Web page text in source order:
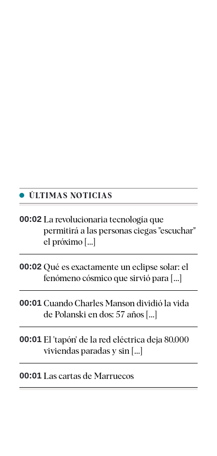
ÚLTIMAS NOTICIAS
00:02 La revolucionaria tecnología que
permitirá a las personas ciegas "escuchar"
el próximo [...]
00:02 Qué es exactamente un eclipse solar: el
fenómeno cósmico que sirvió para [...]
00:01 Cuando Charles Manson dividió la vida
de Polanski en dos: 57 años [...]
00:01 El 'tapón' de la red eléctrica deja 80.000
viviendas paradas y sin [...]
00:01 Las cartas de Marruecos